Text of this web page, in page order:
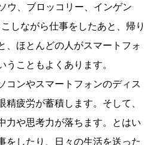
ウ、ブロッコリー、インゲン
しながら仕事をしたあと、帰り
、ほとんどの人がスマートフォ
こともよくあります。
コンやスマートフォンのディス
疲労が蓄積します。そして、
力や思考力が落ちます。とはい
をしたり、日々の生活を送った